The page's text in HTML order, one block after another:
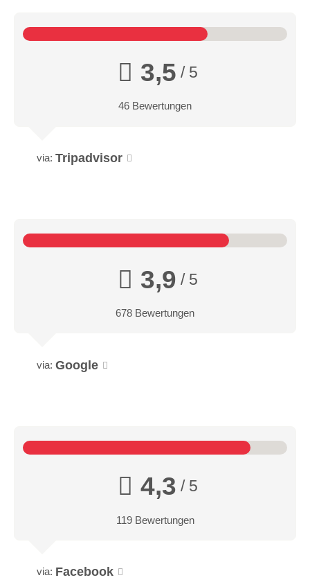
3,5 / 5
46 Bewertungen
via: Tripadvisor
3,9 / 5
678 Bewertungen
via: Google
4,3 / 5
119 Bewertungen
via: Facebook